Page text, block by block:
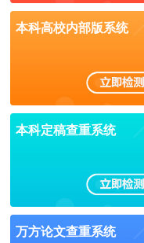
本科高校内部版系统
本科定稿查重系统
万方论文查重系统